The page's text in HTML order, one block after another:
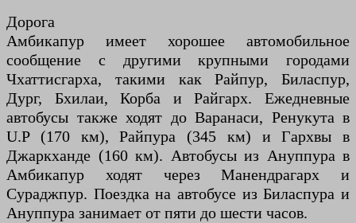
Дорога
Амбикапур имеет хорошее автомобильное
сообщение с другими крупными городами
Чхаттисгарха, такими как Райпур, Биласпур,
Дург, Бхилаи, Корба и Райгарх. Ежедневные
автобусы также ходят до Варанаси, Ренукута в
U.P (170 км), Райпура (345 км) и Гархвы в
Джаркханде (160 км). Автобусы из Ануппура в
Амбикапур ходят через Манендрагарх и
Сураджпур. Поездка на автобусе из Биласпура и
Ануппура занимает от пяти до шести часов.